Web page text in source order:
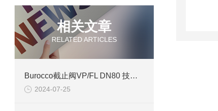
相关文章
RELATED ARTICLES
Burocco截止阀VP/FL DN80 技术介绍及应用
2024-07-25